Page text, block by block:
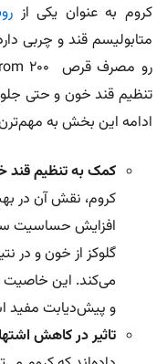
کروم به عنوان یکی از
متابولیسم قند و چربی
تنظیم قند خون و حتی
ادامه این بخش به
کمک به تنظیم قند
کروم، نقش آن در
افزایش حساسیت
گلوکز از خون و
و پیش‌دیابت مفید
تاثیر در کاهش